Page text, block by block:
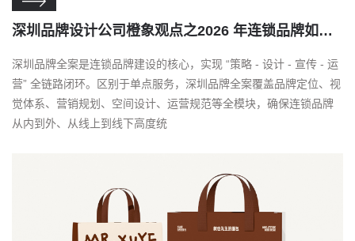
深圳品牌设计公司橙象观点之2026 年连锁品牌如何进行品牌建设和宣传
深圳品牌全案是连锁品牌建设的核心，实现 “策略 - 设计 - 宣传 - 运
营” 全链路闭环。区别于单点服务，深圳品牌全案覆盖品牌定位、视
觉体系、营销规划、空间设计、运营规范等全模块，确保连锁品牌
从内到外、从线上到线下高度统